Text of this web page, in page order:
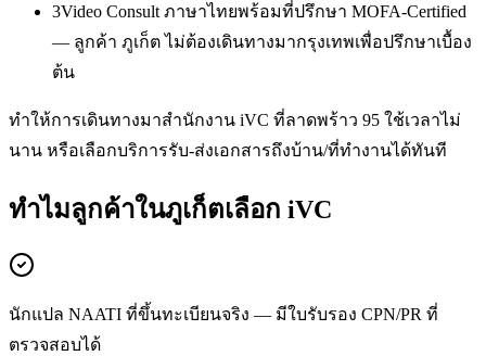
3Video Consult ภาษาไทยพร้อมที่ปรึกษา MOFA-Certified
— ลูกค้า ภูเก็ต ไม่ต้องเดินทางมากรุงเทพเพื่อปรึกษาเบื้อง
ต้น
ทำให้การเดินทางมาสำนักงาน iVC ที่ลาดพร้าว 95 ใช้เวลาไม่
นาน หรือเลือกบริการรับ-ส่งเอกสารถึงบ้าน/ที่ทำงานได้ทันที
ทำไมลูกค้าในภูเก็ตเลือก iVC
นักแปล NAATI ที่ขึ้นทะเบียนจริง — มีใบรับรอง CPN/PR ที่
ตรวจสอบได้